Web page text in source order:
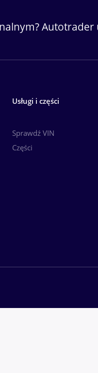
Pokaż numer 80
informacją handlową i nie
Usługi i części
Sprawdź VIN
Części